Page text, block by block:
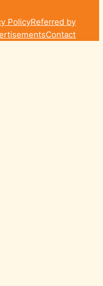
PolicyReferred by
Contact